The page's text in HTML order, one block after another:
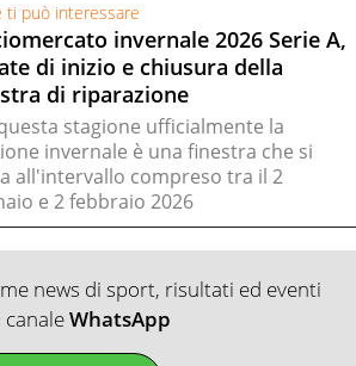
ti può interessare
invernale 2026 Serie A,
di inizio e chiusura della
di riparazione
stagione ufficialmente la
invernale è una finestra che si
all'intervallo compreso tra il 2
e 2 febbraio 2026
news di sport, risultati ed eventi
WhatsApp